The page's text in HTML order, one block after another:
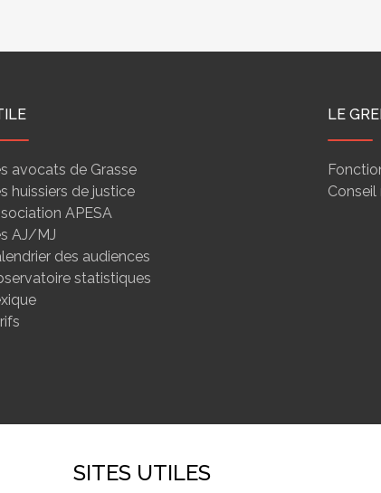
avocats de Grasse
huissiers de justice
APESA
AJ/MJ
des audiences
statistiques
LE
Conseil
SITES UTILES